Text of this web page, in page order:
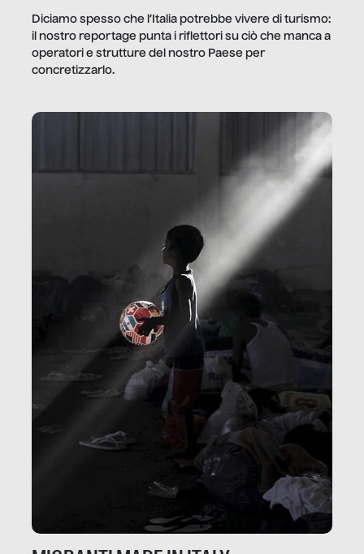
Diciamo spesso che l’Italia potrebbe vivere di turismo:
il nostro reportage punta i riflettori su ciò che manca a
operatori e strutture del nostro Paese per
concretizzarlo.